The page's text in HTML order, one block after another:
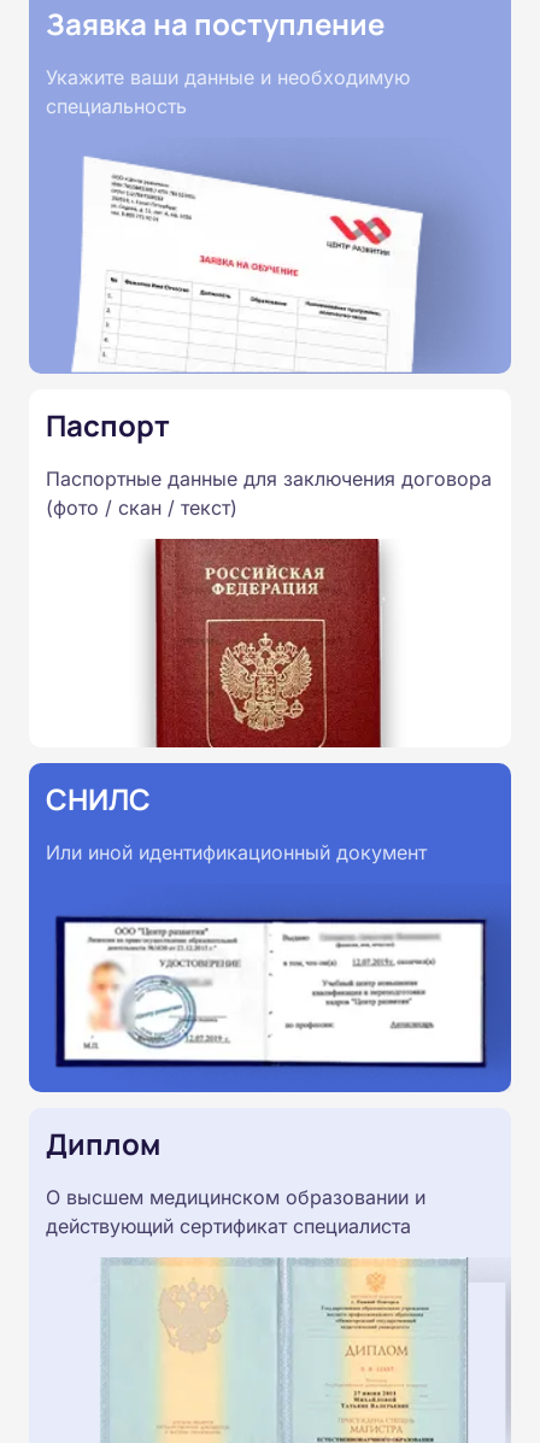
Заявка на поступление
Укажите ваши данные и необходимую
специальность
Паспорт
Паспортные данные для заключения договора
(фото / скан / текст)
СНИЛС
Или иной идентификационный документ
Диплом
О высшем медицинском образовании и
действующий сертификат специалиста